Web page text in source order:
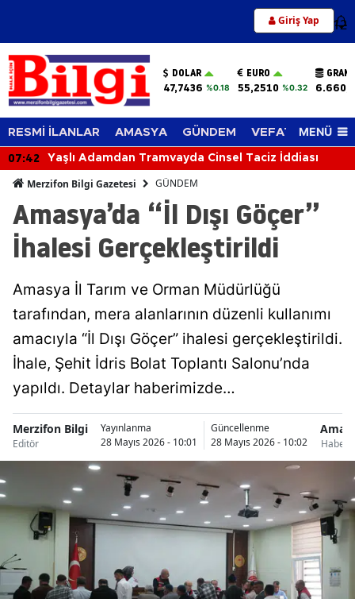
Giriş Yap 12
DOLAR
47,7436 %0.18
EURO
55,2510 %0.32
RESMİ İLANLAR AMASYA GÜNDEM VEFAT EDENLER
MENÜ
07:42 Yaşlı Adamdan Tramvayda Cinsel Taciz İddiası
Merzifon Bilgi Gazetesi GÜNDEM
Amasya’da “İl Dışı Göçer”
İhalesi Gerçekleştirildi
Amasya İl Tarım ve Orman Müdürlüğü
tarafından, mera alanlarının düzenli kullanımı
amacıyla “İl Dışı Göçer” ihalesi gerçekleştirildi.
İhale, Şehit İdris Bolat Toplantı Salonu’nda
yapıldı. Detaylar haberimizde…
Merzifon Bilgi
Editör
Yayınlanma
28 Mayıs 2026 - 10:01
Güncellenme
28 Mayıs 2026 - 10:02